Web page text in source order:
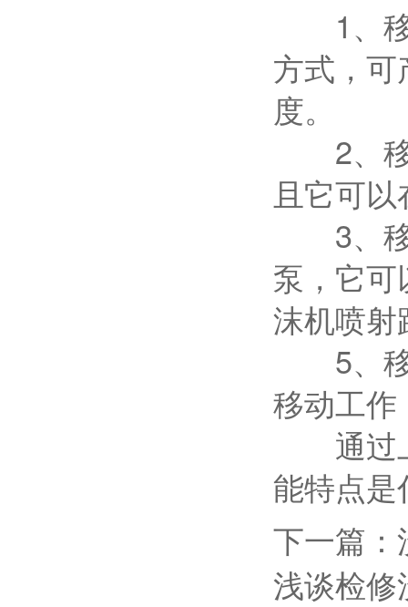
1、移
方式，
度。
2、移
且它可
3、移
泵，它
沫机喷
5、移
移动工
通过上
能特点
下一篇：
浅谈检